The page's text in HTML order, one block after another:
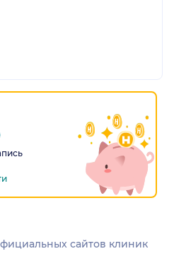
сайтов клиник